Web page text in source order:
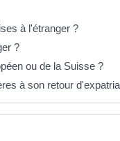
à l'étranger ?
?
ou de la Suisse ?
à son retour